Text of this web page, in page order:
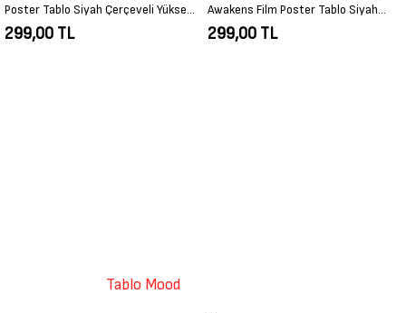
Awakens Film Poster Tablo Siyah
Çerçeveli Yüksek Kalite Film Duvar
299,00 TL
Tablo Siyah Çerçeveli Yüksek Kalite
Film Duvar Tablo
299,00 TL
Tablo Mood